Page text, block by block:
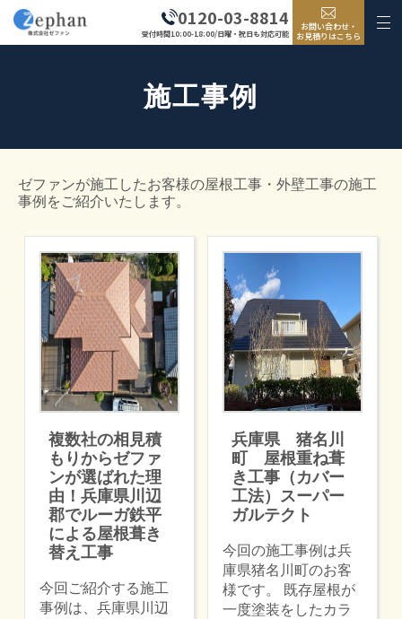
0120-03-8814
受付時間10:00-18:00/日曜・祝日も対応可能
お問い合わせ・
お見積りはこちら
施工事例
ゼファンが施工したお客様の屋根工事・外壁工事の施工
事例をご紹介いたします。
複数社の相見積
もりからゼファ
ンが選ばれた理
由！兵庫県川辺
郡でルーガ鉄平
による屋根葺き
替え工事
今回ご紹介する施工
事例は、兵庫県川辺
兵庫県 猪名川
町 屋根重ね葺
き工事（カバー
工法）スーパー
ガルテクト
今回の施工事例は兵
庫県猪名川町のお客
様です。 既存屋根が
一度塗装をしたカラ